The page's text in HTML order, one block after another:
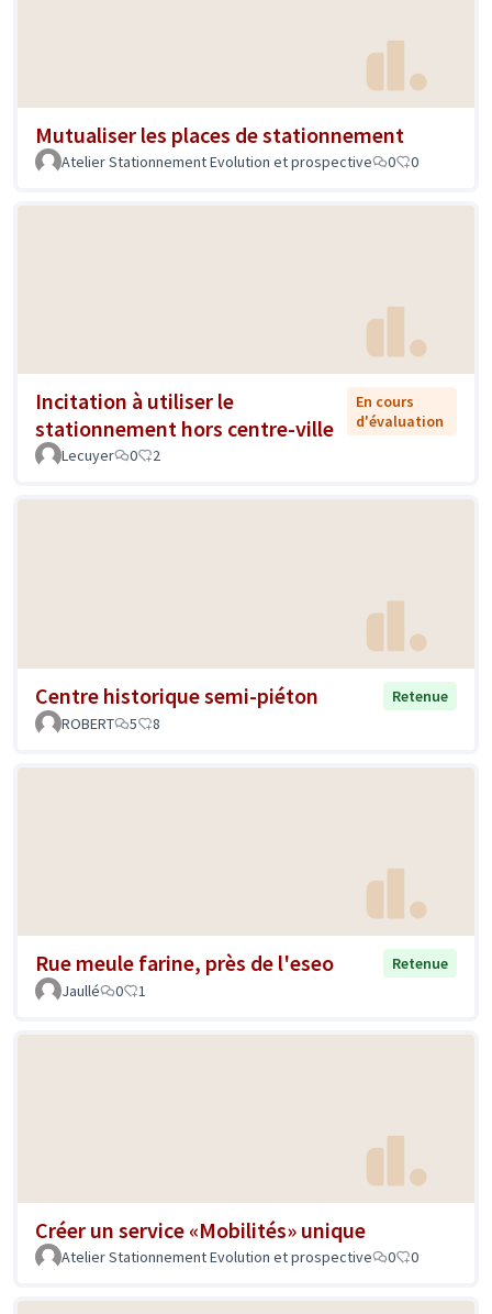
Mutualiser les places de stationnement
Atelier Stationnement Evolution et prospective 0 0
Incitation à utiliser le
stationnement hors centre-ville
En cours
d'évaluation
Lecuyer
0 2
Centre historique semi-piéton
Retenue
ROBERT
5 8
Rue meule farine, près de l'eseo
Retenue
Jaullé
0 1
Créer un service «Mobilités» unique
Atelier Stationnement Evolution et prospective 0 0